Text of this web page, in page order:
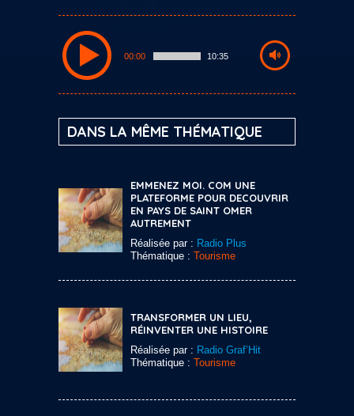
00:00 10:35
DANS LA MÊME THÉMATIQUE
EMMENEZ MOI. COM UNE
PLATEFORME POUR DECOUVRIR
EN PAYS DE SAINT OMER
AUTREMENT
Réalisée par : Radio Plus
Thématique : Tourisme
TRANSFORMER UN LIEU,
RÉINVENTER UNE HISTOIRE
Réalisée par : Radio Graf’Hit
Thématique : Tourisme